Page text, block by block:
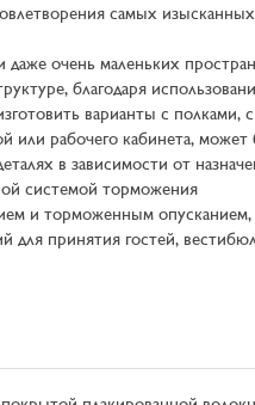
самых
очень маленьких
благодаря
варианты с полками,
или рабочего кабинета,
в зависимости от
системой торможения
и торможенным
для принятия гостей,